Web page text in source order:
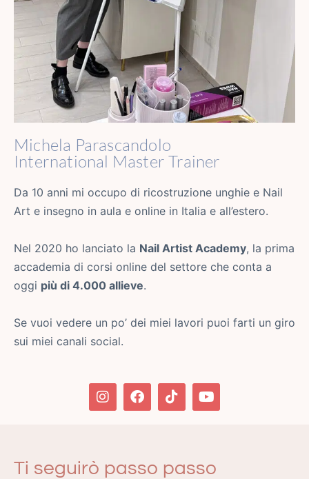
Michela Parascandolo
International Master Trainer
Da 10 anni mi occupo di ricostruzione unghie e Nail
Art e insegno in aula e online in Italia e all’estero.
Nel 2020 ho lanciato la Nail Artist Academy, la prima
accademia di corsi online del settore che conta a
oggi più di 4.000 allieve.
Se vuoi vedere un po’ dei miei lavori puoi farti un giro
sui miei canali social.
Ti seguirò passo passo